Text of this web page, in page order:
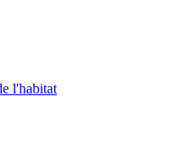
l'habitat